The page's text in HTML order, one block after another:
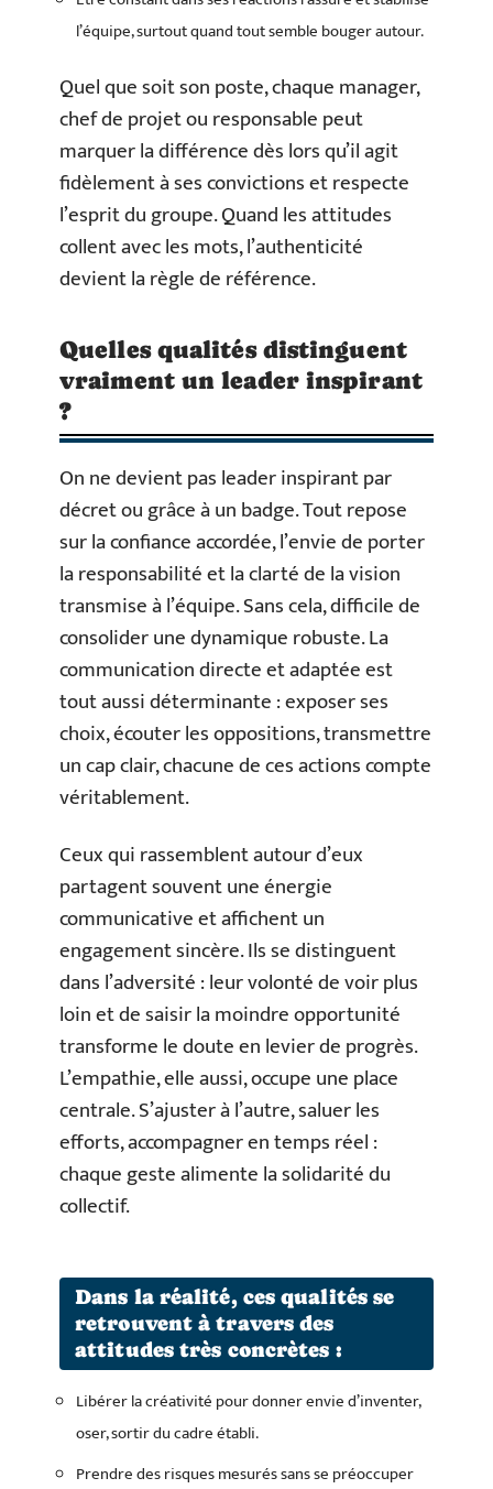
l’équipe, surtout quand tout semble bouger autour.
Quel que soit son poste, chaque manager,
chef de projet ou responsable peut
marquer la différence dès lors qu’il agit
fidèlement à ses convictions et respecte
l’esprit du groupe. Quand les attitudes
collent avec les mots, l’authenticité
devient la règle de référence.
Quelles qualités distinguent
vraiment un leader inspirant
?
On ne devient pas leader inspirant par
décret ou grâce à un badge. Tout repose
sur la confiance accordée, l’envie de porter
la responsabilité et la clarté de la vision
transmise à l’équipe. Sans cela, difficile de
consolider une dynamique robuste. La
communication directe et adaptée est
tout aussi déterminante : exposer ses
choix, écouter les oppositions, transmettre
un cap clair, chacune de ces actions compte
véritablement.
Ceux qui rassemblent autour d’eux
partagent souvent une énergie
communicative et affichent un
engagement sincère. Ils se distinguent
dans l’adversité : leur volonté de voir plus
loin et de saisir la moindre opportunité
transforme le doute en levier de progrès.
L’empathie, elle aussi, occupe une place
centrale. S’ajuster à l’autre, saluer les
efforts, accompagner en temps réel :
chaque geste alimente la solidarité du
collectif.
Dans la réalité, ces qualités se
retrouvent à travers des
attitudes très concrètes :
Libérer la créativité pour donner envie d’inventer,
oser, sortir du cadre établi.
Prendre des risques mesurés sans se préoccuper